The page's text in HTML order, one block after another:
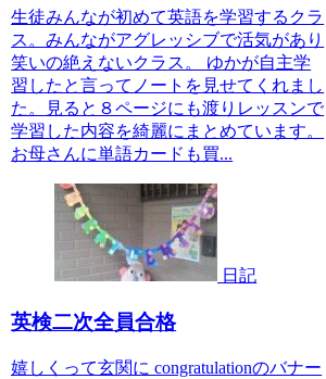
生徒みんなが初めて英語を学習するクラ
ス。みんながアグレッシブで活気があり
笑いの絶えないクラス。 ゆかが自主学
習したと言ってノートを見せてくれまし
た。見ると８ページにも渡りレッスンで
学習した内容を綺麗にまとめています。
お母さんに単語カードも買...
日記
英検二次全員合格
嬉しくって玄関に congratulationのバナー